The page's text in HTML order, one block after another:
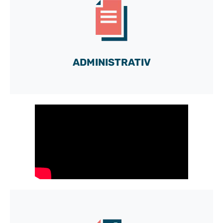
ADMINISTRATIV
Konto
maßgeschneiderten Toolbox.
Los geht's!